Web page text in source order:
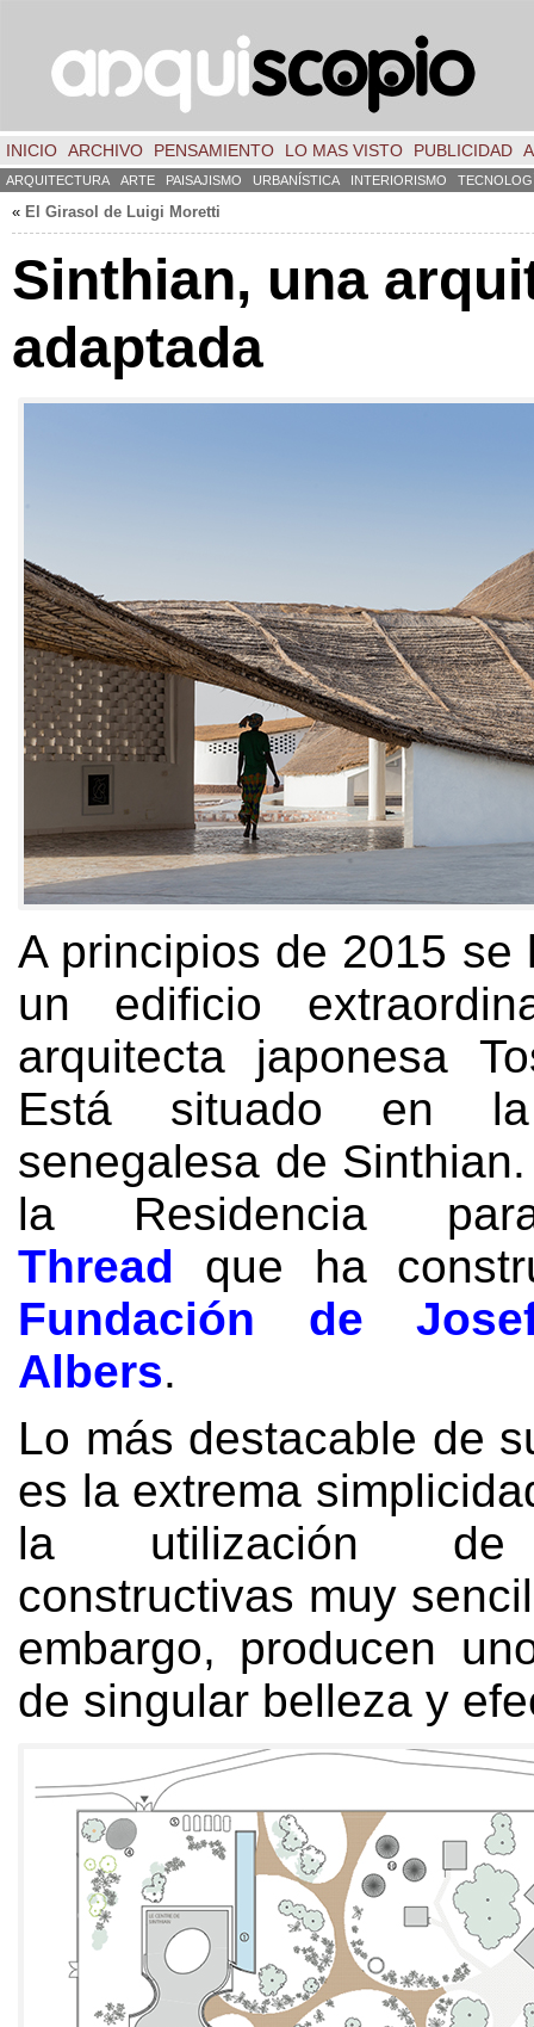
INICIO ARCHIVO PENSAMIENTO LO MAS VISTO PUBLICIDAD
ARQUITECTURA ARTE PAISAJISMO URBANÍSTICA INTERIORISMO
« El Girasol de Luigi Moretti
Sinthian, una
adaptada
A principios de 2015 se
un edificio
arquitecta japonesa
Está situado en la
senegalesa de
la Residencia
Thread que ha
Fundación de
Albers.
Lo más destacable de
es la extrema
la utilización de
constructivas muy
embargo, producen
de singular belleza y